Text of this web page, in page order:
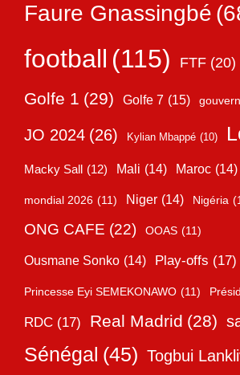
Faure Gnassingbé
football (115) FTF (20)
Golfe 1 (29) Golfe 7 (15)
JO 2024 (26) Kylian Mbappé (10)
Macky Sall (12) Mali (14) Maroc (14)
mondial 2026 (11) Niger (14) Nigéria
ONG CAFE (22) OOAS (11)
Ousmane Sonko (14) Play-offs (17)
Princesse Eyi SEMEKONAWO (11)
RDC (17) Real Madrid (28)
Sénégal (45) Togbui